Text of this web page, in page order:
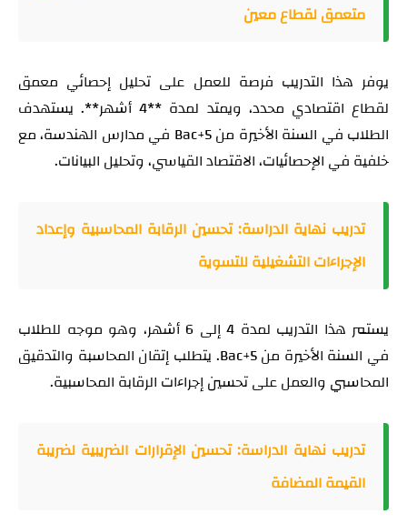
متعمق لقطاع معين
يوفر هذا التدريب فرصة للعمل على تحليل إحصائي معمق
لقطاع اقتصادي محدد، ويمتد لمدة **4 أشهر**. يستهدف
الطلاب في السنة الأخيرة من Bac+5 في مدارس الهندسة، مع
خلفية في الإحصائيات، الاقتصاد القياسي، وتحليل البيانات.
تدريب نهاية الدراسة: تحسين الرقابة المحاسبية وإعداد
الإجراءات التشغيلية للتسوية
يستمر هذا التدريب لمدة 4 إلى 6 أشهر، وهو موجه للطلاب
في السنة الأخيرة من Bac+5. يتطلب إتقان المحاسبة والتدقيق
المحاسبي والعمل على تحسين إجراءات الرقابة المحاسبية.
تدريب نهاية الدراسة: تحسين الإقرارات الضريبية لضريبة
القيمة المضافة